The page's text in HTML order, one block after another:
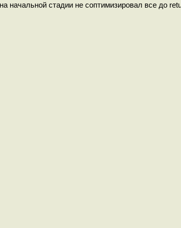
начальной стадии не соптимизировал все до